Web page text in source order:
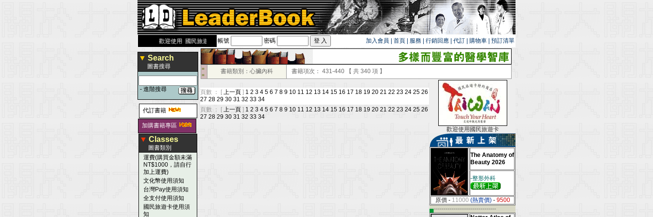
歡迎使用 國民旅遊卡！！ 帳號 密碼 加入會員 首頁 服務 行銷回應 代訂 購物車 預訂清單
▼ Search
圖書搜尋
- 進階搜尋
代訂書籍
加購書籍專區
▼ Classes
圖書類別
運費(購買金額未滿
NT$1000，請自行
加上運費)
文化幣使用須知
台灣Pay使用須知
全支付使用須知
國民旅遊卡使用須
知
■
■
書籍類別：心臟內科 書籍項次： 431-440 【 共 340 項 】
頁數 ： [ 上一頁 ] 1 2 3 4 5 6 7 8 9 10 11 12 13 14 15 16 17 18 19 20 21 22 23 24 25 26
27 28 29 30 31 32 33 34
頁數 ： [ 上一頁 ] 1 2 3 4 5 6 7 8 9 10 11 12 13 14 15 16 17 18 19 20 21 22 23 24 25 26
27 28 29 30 31 32 33 34
歡迎使用國民旅遊卡
The Anatomy of
Beauty 2026
-整形外科
原價 - 11000 (熱賣價) - 9500
▄--------------------------------